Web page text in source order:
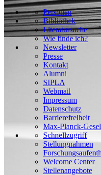
Personen
Bibliothek
Literatursuche
Wie finde ich?
Newsletter
Presse
Kontakt
Alumni
SIPLA
Webmail
Impressum
Datenschutz
Barrierefreiheit
Max-Planck-
Schnellzugriff
Stellungnahmen
Welcome Center
Stellenangebote